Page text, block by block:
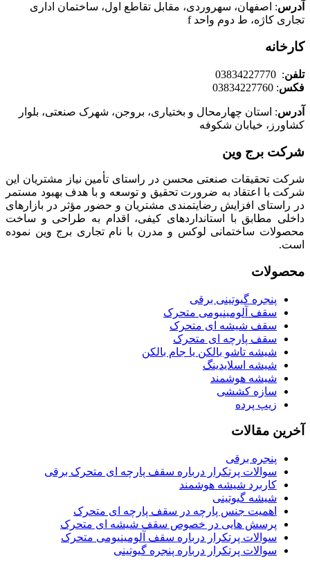
آدرس: اصفهان، سهروردی، مقابل تقاطع اول، ساختمان اداری
تجاری کاژه، ط دوم واحد f
کارخانه
تلفن: 03834227770
فکس: 03834227760
آدرس: استان چهارمحال و بختیاری، بروجن، شهرک صنعتی، بلوار
کشاورز، خیابان شکوفه
شرکت برج وین
شرکت تحقیقات صنعتی محسن در راستای تأمين نياز مشتريان اين
شركت با اعتقاد به ضرورت تحقيق و توسعه و با هدف بهبود مستمر
در راستای افزايش رضايتمندی مشتريان و حضور مؤثر در بازارهای
داخلی مطابق با استانداردهای کیفی، اقدام به طراحی و ساخت
محصولات ساختمانی لوکس و مدرن با نام تجاری برج وین نموده
است.
محصولات
پنجره گیوتینی برقی
سقف آلومینیومی متحرک
سقف شیشه ای متحرک
سقف پارچه ای متحرک
شیشه تاشو بالکن یا جام بالکن
شیشه اسلایدینگ
شیشه هوشمند
سازه کششی
زیپ پرده
آخرین مقالات
پنجره برقی
سوالات پرتکرار درباره سقف پارچه ای متحرک برقی
کاربرد شیشه هوشمند
شیشه گیوتینی
اهمیت جنس پارچه در سقف پارچه ای متحرک
پرسش هایی در خصوص سقف شیشه ای متحرک
سوالات پرتکرار درباره سقف آلومینیومی متحرک
سوالات پرتکرار درباره پنجره گیوتینی